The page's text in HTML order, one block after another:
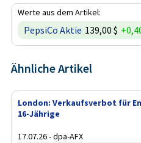
Werte aus dem Artikel:
PepsiCo Aktie 139,00 $
Ähnliche Artikel
London: Verkaufsverbot für
16-Jährige
17.07.26 - dpa-AFX